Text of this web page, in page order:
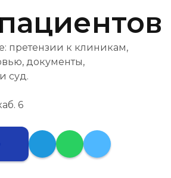
претензии к клиникам,
документы,
суд.
6